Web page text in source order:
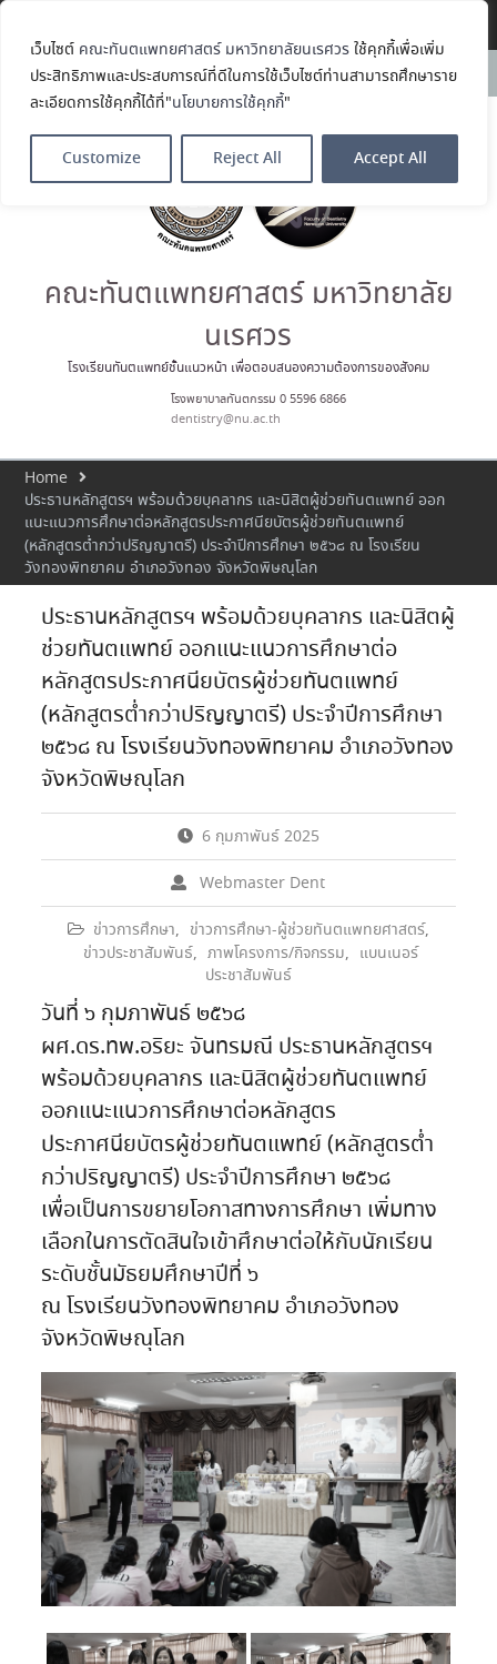
เว็บไซต์ คณะทันตแพทยศาสตร์ มหาวิทยาลัยนเรศวร ใช้คุกกี้เพื่อเพิ่ม
ประสิทธิภาพและประสบการณ์ที่ดีในการใช้เว็บไซต์ท่านสามารถศึกษาราย
ละเอียดการใช้คุกกี้ได้ที่"นโยบายการใช้คุกกี้"
Customize Reject All Accept All
News:
คณะทันตแพทยศาสตร์
มหาวิทยาลัยนเรศวร ร่วมออกบูธ
ประชาสัมพันธ์ หลักสูตรทันตแพทย
ประกาศนียบัตรผู้ช่วยทันตแพทย์
ในโครงการ Open House 2026
ตน ค้นหาตัวเอง
ประกาศคณะทันตแพทยศาสตร์
มหาวิทยาลัยนเรศวร เรื่อง ผู้ผ่าน
การสอบแข่งขันเข้าเป็นพนักงาน
ราชการ (เงินรายได้) ตำแหน่ง ผู้
ประมวลภาพบรรยากาศกิจกรรม
Dent Connect Board Game
2569 ณ คณะทันแพทยศาสตร์
คณะทันตแพทยศาสตร์ มหาวิทยาลัย
นเรศวร
โรงเรียนทันตแพทย์ชั้นแนวหน้า เพื่อตอบสนองความต้องการของสังคม
โรงพยาบาลทันตกรรม 0 5596 6866
dentistry@nu.ac.th
Home
ประธานหลักสูตรฯ พร้อมด้วยบุคลากร และนิสิตผู้ช่วยทันตแพทย์ ออก
แนะแนวการศึกษาต่อหลักสูตรประกาศนียบัตรผู้ช่วยทันตแพทย์
(หลักสูตรต่ำกว่าปริญญาตรี) ประจำปีการศึกษา ๒๕๖๘ ณ โรงเรียน
วังทองพิทยาคม อำเภอวังทอง จังหวัดพิษณุโลก
ประธานหลักสูตรฯ พร้อมด้วยบุคลากร และนิสิตผู้
ช่วยทันตแพทย์ ออกแนะแนวการศึกษาต่อ
หลักสูตรประกาศนียบัตรผู้ช่วยทันตแพทย์
(หลักสูตรต่ำกว่าปริญญาตรี) ประจำปีการศึกษา
๒๕๖๘ ณ โรงเรียนวังทองพิทยาคม อำเภอวังทอง
จังหวัดพิษณุโลก
6 กุมภาพันธ์ 2025
Webmaster Dent
ข่าวการศึกษา, ข่าวการศึกษา-ผู้ช่วยทันตแพทยศาสตร์,
ข่าวประชาสัมพันธ์, ภาพโครงการ/กิจกรรม, แบนเนอร์
ประชาสัมพันธ์
วันที่ ๖ กุมภาพันธ์ ๒๕๖๘
ผศ.ดร.ทพ.อริยะ จันทรมณี ประธานหลักสูตรฯ
พร้อมด้วยบุคลากร และนิสิตผู้ช่วยทันตแพทย์
ออกแนะแนวการศึกษาต่อหลักสูตร
ประกาศนียบัตรผู้ช่วยทันตแพทย์ (หลักสูตรต่ำ
กว่าปริญญาตรี) ประจำปีการศึกษา ๒๕๖๘
เพื่อเป็นการขยายโอกาสทางการศึกษา เพิ่มทาง
เลือกในการตัดสินใจเข้าศึกษาต่อให้กับนักเรียน
ระดับชั้นมัธยมศึกษาปีที่ ๖
ณ โรงเรียนวังทองพิทยาคม อำเภอวังทอง
จังหวัดพิษณุโลก